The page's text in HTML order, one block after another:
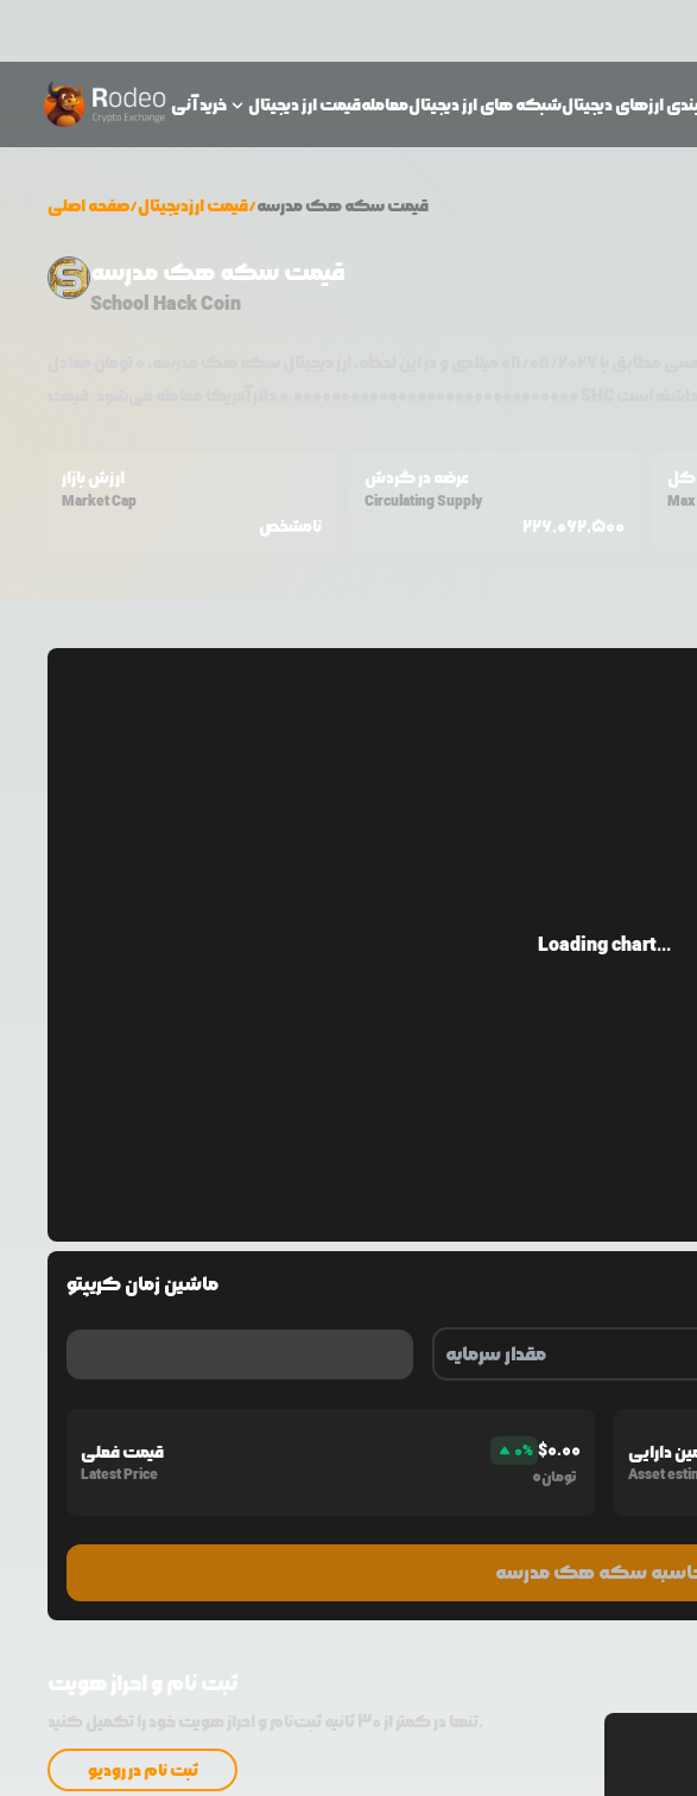
خرید آنی قیمت ارز دیجیتالمعاملهشبکه‌ های ارز دیجیتالارزهای دیجیتال
صفحه اصلی/قیمت ارزدیجیتال/ قیمتسکه هک مدرسه
قیمت سکه هک مدرسه
School Hack Coin
ارزش بازار
Market Cap
نامشخص
عرضه در گردش
Circulating Supply
226,062,500
کل
Loading chart...
ماشین زمان کریپتو
قیمت فعلی
Latest Price
0% $0.00
0تومان
دارایی
Asset
سکه هک مدرسه
ثبت نام و احراز هویت
ثبت نام در رودیو